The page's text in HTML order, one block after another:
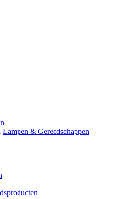
Lampen & Gereedschappen